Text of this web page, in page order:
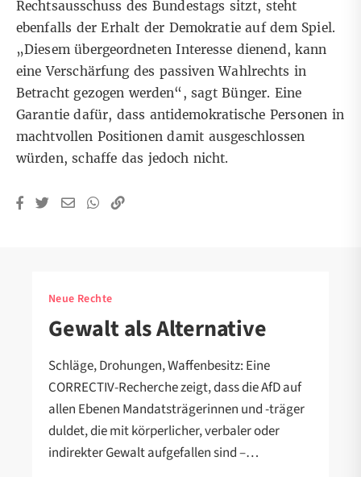
Rechtsausschuss des Bundestags sitzt, steht
ebenfalls der Erhalt der Demokratie auf dem Spiel.
„Diesem übergeordneten Interesse dienend, kann
eine Verschärfung des passiven Wahlrechts in
Betracht gezogen werden“, sagt Bünger. Eine
Garantie dafür, dass antidemokratische Personen in
machtvollen Positionen damit ausgeschlossen
würden, schaffe das jedoch nicht.
Neue Rechte
Gewalt als Alternative
Schläge, Drohungen, Waffenbesitz: Eine
CORRECTIV-Recherche zeigt, dass die AfD auf
allen Ebenen Mandatsträgerinnen und -träger
duldet, die mit körperlicher, verbaler oder
indirekter Gewalt aufgefallen sind –…